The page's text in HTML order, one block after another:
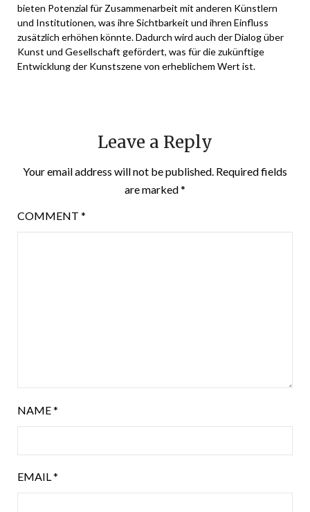
bieten Potenzial für Zusammenarbeit mit anderen Künstlern
und Institutionen, was ihre Sichtbarkeit und ihren Einfluss
zusätzlich erhöhen könnte. Dadurch wird auch der Dialog über
Kunst und Gesellschaft gefördert, was für die zukünftige
Entwicklung der Kunstszene von erheblichem Wert ist.
Leave a Reply
Your email address will not be published. Required fields
are marked*
COMMENT *
NAME*
EMAIL*